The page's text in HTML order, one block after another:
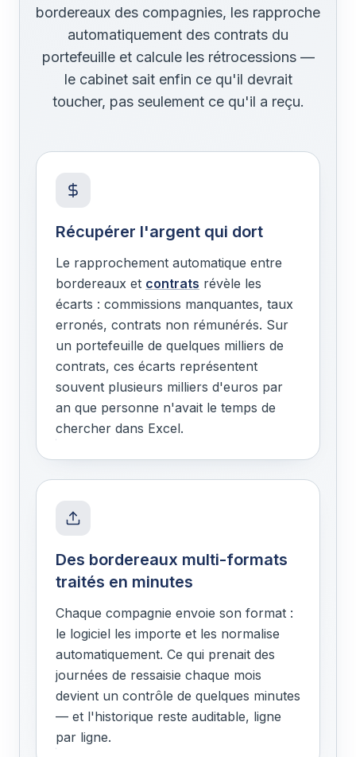
bordereaux des compagnies, les rapproche
automatiquement des contrats du
portefeuille et calcule les rétrocessions —
le cabinet sait enfin ce qu'il devrait
toucher, pas seulement ce qu'il a reçu.
Récupérer l'argent qui dort
Le rapprochement automatique entre
bordereaux et contrats révèle les
écarts : commissions manquantes, taux
erronés, contrats non rémunérés. Sur
un portefeuille de quelques milliers de
contrats, ces écarts représentent
souvent plusieurs milliers d'euros par
an que personne n'avait le temps de
chercher dans Excel.
Des bordereaux multi-formats
traités en minutes
Chaque compagnie envoie son format :
le logiciel les importe et les normalise
automatiquement. Ce qui prenait des
journées de ressaisie chaque mois
devient un contrôle de quelques minutes
— et l'historique reste auditable, ligne
par ligne.